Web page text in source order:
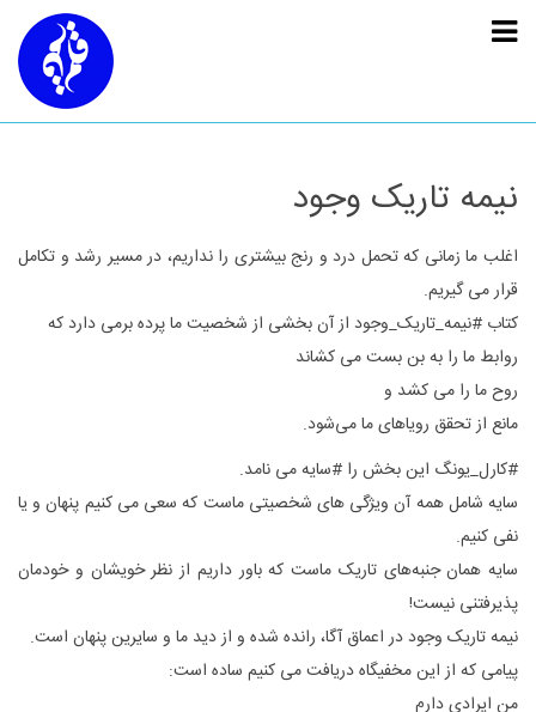
نیمه تاریک وجود
اغلب ما زمانی که تحمل درد و رنج بیشتری را نداریم، در مسیر رشد و تکامل
قرار می گیریم.
کتاب #نیمه_تاریک_وجود از آن بخشی از شخصیت ما پرده برمی دارد که
روابط ما را به بن بست می کشاند
روح ما را می کشد و
مانع از تحقق رویاهای ما می‌شود.
#کارل_یونگ این بخش را #سایه می نامد.
سایه شامل همه آن ویژگی های شخصیتی ماست که سعی می کنیم پنهان و یا
نفی کنیم.
سایه همان جنبه‌های تاریک ماست که باور داریم از نظر خویشان و خودمان
پذیرفتنی نیست!
نیمه تاریک وجود در اعماق آگا، رانده شده و از دید ما و سایرین پنهان است.
پیامی که از این مخفیگاه دریافت می کنیم ساده است:
من ایرادی دارم